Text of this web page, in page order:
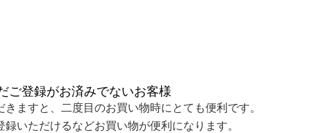
ご登録がお済みでないお客様
ますと、二度目のお買い物時にとても便利です。
いただけるなどお買い物が便利になります。